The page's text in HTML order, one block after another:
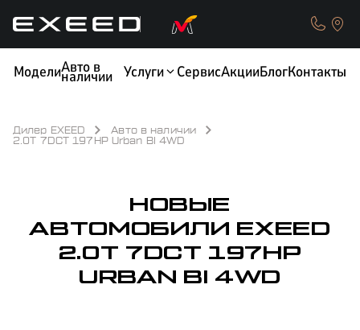
МоделиАвто в
наличии Услуги СервисАкцииБлогКонтакты
Дилер EXEED
Авто в наличии
2.0T 7DCT 197HP Urban BI 4WD
НОВЫЕ
АВТОМОБИЛИ EXEED
2.0T 7DCT 197HP
URBAN BI 4WD